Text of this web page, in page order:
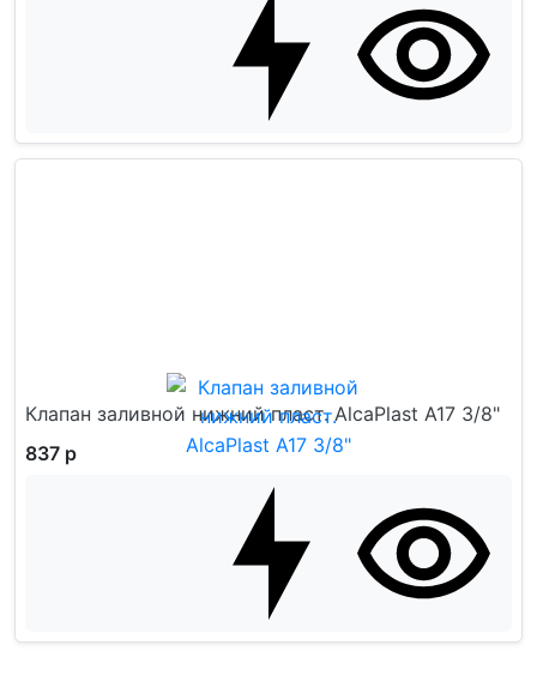
Клапан заливной нижний пласт. AlcaPlast A17 3/8"
837 р